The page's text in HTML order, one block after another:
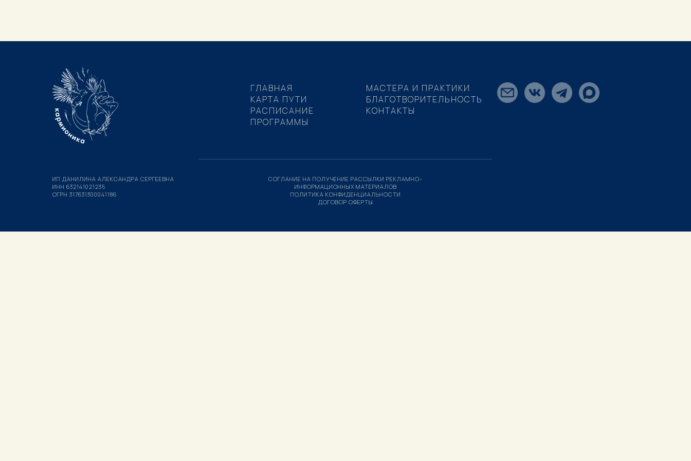
ГЛАВНАЯ
КАРТА ПУТИ
РАСПИСАНИЕ
ПРОГРАММЫ
МАСТЕРА И ПРАКТИКИ
БЛАГОТВОРИТЕЛЬНОСТЬ
КОНТАКТЫ
ИП ДАНИЛИНА АЛЕКСАНДРА СЕРГЕЕВНА
ИНН 632141021235
ОГРН 317631300041186
СОГЛАНИЕ НА ПОЛУЧЕНИЕ РАССЫЛКИ РЕКЛАМНО-
ИНФОРМАЦИОННЫХ МАТЕРИАЛОВ
ПОЛИТИКА КОНФИДЕНЦИАЛЬНОСТИ
ДОГОВОР ОФЕРТЫ